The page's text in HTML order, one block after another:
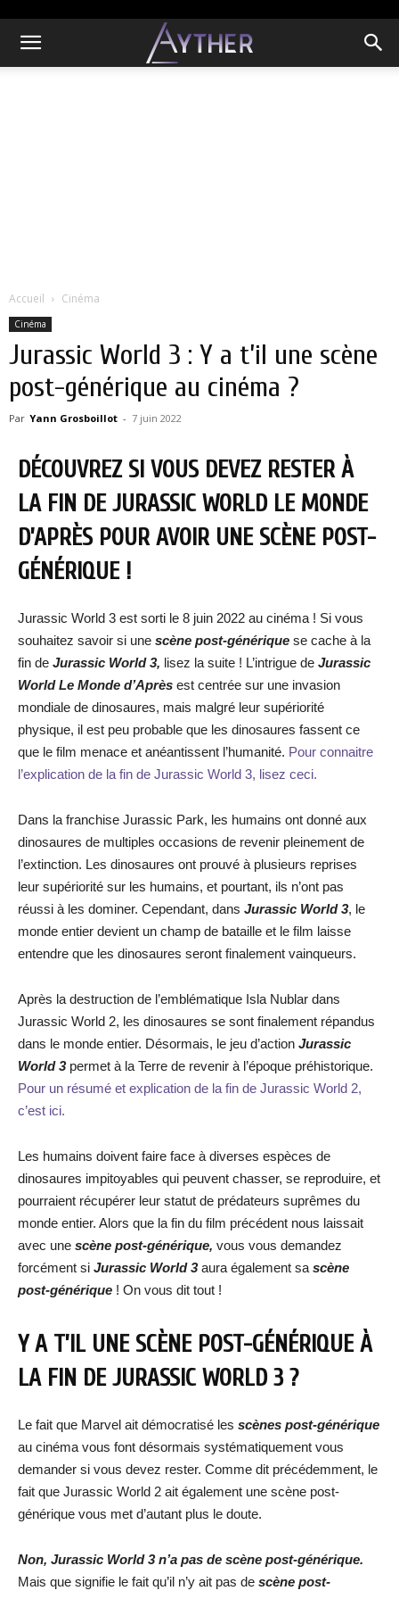
Accueil Cinéma
Cinéma
Jurassic World 3 : Y a t’il une scène
post-générique au cinéma ?
Par Yann Grosboillot - 7 juin 2022
DÉCOUVREZ SI VOUS DEVEZ RESTER À
LA FIN DE JURASSIC WORLD LE MONDE
D’APRÈS POUR AVOIR UNE SCÈNE POST-
GÉNÉRIQUE !
Jurassic World 3 est sorti le 8 juin 2022 au cinéma ! Si vous
souhaitez savoir si une scène post-générique se cache à la
fin de Jurassic World 3, lisez la suite ! L’intrigue de Jurassic
World Le Monde d’Après est centrée sur une invasion
mondiale de dinosaures, mais malgré leur supériorité
physique, il est peu probable que les dinosaures fassent ce
que le film menace et anéantissent l’humanité. Pour connaitre
l’explication de la fin de Jurassic World 3, lisez ceci.
Dans la franchise Jurassic Park, les humains ont donné aux
dinosaures de multiples occasions de revenir pleinement de
l’extinction. Les dinosaures ont prouvé à plusieurs reprises
leur supériorité sur les humains, et pourtant, ils n’ont pas
réussi à les dominer. Cependant, dans Jurassic World 3, le
monde entier devient un champ de bataille et le film laisse
entendre que les dinosaures seront finalement vainqueurs.
Après la destruction de l’emblématique Isla Nublar dans
Jurassic World 2, les dinosaures se sont finalement répandus
dans le monde entier. Désormais, le jeu d’action Jurassic
World 3 permet à la Terre de revenir à l’époque préhistorique.
Pour un résumé et explication de la fin de Jurassic World 2,
c’est ici.
Les humains doivent faire face à diverses espèces de
dinosaures impitoyables qui peuvent chasser, se reproduire, et
pourraient récupérer leur statut de prédateurs suprêmes du
monde entier. Alors que la fin du film précédent nous laissait
avec une scène post-générique, vous vous demandez
forcément si Jurassic World 3aura également sa scène
post-générique ! On vous dit tout !
Y A T’IL UNE SCÈNE POST-GÉNÉRIQUE À
LA FIN DE JURASSIC WORLD 3 ?
Le fait que Marvel ait démocratisé les scènes post-générique
au cinéma vous font désormais systématiquement vous
demander si vous devez rester. Comme dit précédemment, le
fait que Jurassic World 2 ait également une scène post-
générique vous met d’autant plus le doute.
Non, Jurassic World 3 n’a pas de scène post-générique.
Mais que signifie le fait qu’il n’y ait pas de scène post-